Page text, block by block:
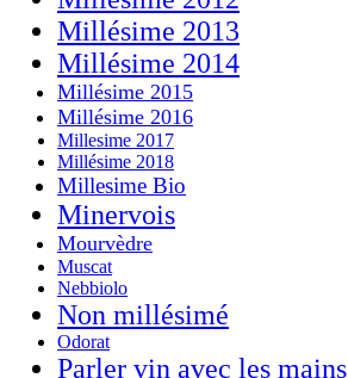
Millésime 2013
Millésime 2014
Millésime 2015
Millésime 2016
Millesime 2017
Millésime 2018
Millesime Bio
Minervois
Mourvèdre
Muscat
Nebbiolo
Non millésimé
Odorat
Parler vin avec les mains